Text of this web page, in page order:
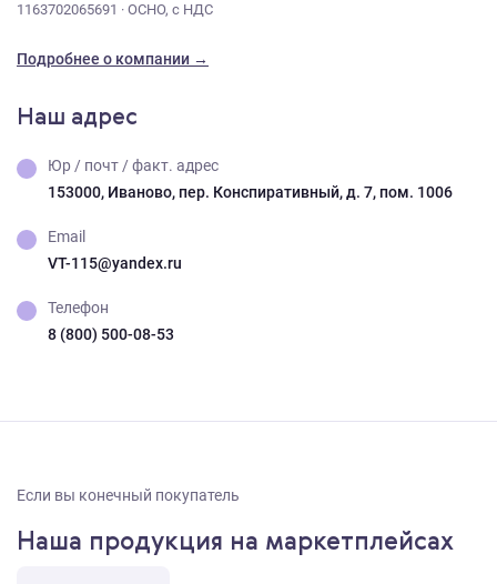
1163702065691 · ОСНО, с НДС
Подробнее о компании →
Наш адрес
Юр / почт / факт. адрес
153000, Иваново, пер. Конспиративный, д. 7, пом. 1006
Email
VT-115@yandex.ru
Телефон
8 (800) 500-08-53
Если вы конечный покупатель
Наша продукция на маркетплейсах